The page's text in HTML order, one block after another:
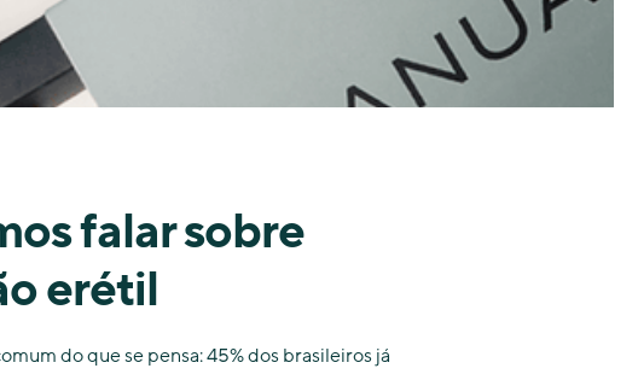
falar sobre
erétil
do que se pensa: 45% dos brasileiros já